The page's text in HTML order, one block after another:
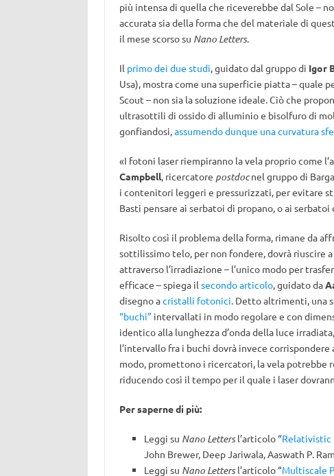
più intensa di quella che riceverebbe dal Sole –
accurata sia della forma che del materiale di
il mese scorso su Nano Letters.
Il primo dei due studi, guidato dal gruppo di Igor
Usa), mostra come una superficie piatta – quale
Scout – non sia la soluzione ideale. Ciò che
ultrasottili di ossido di alluminio e bisolfuro di
gonfiandosi,assumendo dunque una curvatura
«I fotoni laser riempiranno la vela proprio come
Campbell, ricercatore postdocnel gruppo di
i contenitori leggeri e pressurizzati, per evitare
Basti pensare ai serbatoi di propano, o ai
Risolto così il problema della forma, rimane da
sottilissimo telo, per non fondere, dovrà riuscire
attraverso l’irradiazione – l’unico modo per
efficace – spiega il secondo articolo, guidato da
disegno acristalli fotonici. Detto altrimenti, una
“buchi” intervallati in modo regolare e con
identico alla lunghezza d’onda della luce
l’intervallo fra i buchi dovrà invece
modo, promettono i ricercatori, la vela potrebbe
riducendo così il tempo per il quale i laser
Per saperne di più:
Leggi su Nano Lettersl’articolo “Relativistic
John Brewer, Deep Jariwala, Aaswath P.
Leggi su Nano Lettersl’articolo “Multiscale